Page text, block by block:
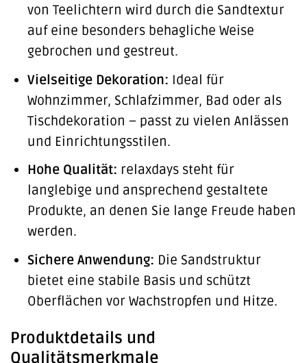
von Teelichtern wird durch die Sandtextur
auf eine besonders behagliche Weise
gebrochen und gestreut.
Vielseitige Dekoration: Ideal für
Wohnzimmer, Schlafzimmer, Bad oder als
Tischdekoration – passt zu vielen Anlässen
und Einrichtungsstilen.
Hohe Qualität: relaxdays steht für
langlebige und ansprechend gestaltete
Produkte, an denen Sie lange Freude haben
werden.
Sichere Anwendung: Die Sandstruktur
bietet eine stabile Basis und schützt
Oberflächen vor Wachstropfen und Hitze.
Produktdetails und
Qualitätsmerkmale